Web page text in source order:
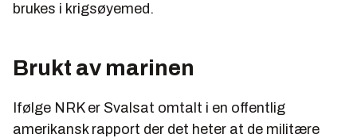
brukes i krigsøyemed.
Brukt av marinen
Ifølge NRK er Svalsat omtalt i en offentlig
amerikansk rapport der det heter at de militære